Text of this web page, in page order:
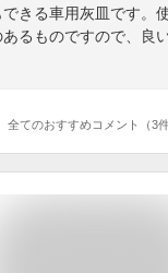
きる車用灰皿です。
るものですので、良
全てのおすすめコメント（3件